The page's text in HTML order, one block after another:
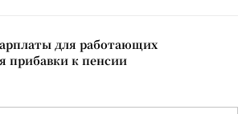
для работающих
прибавки к пенсии